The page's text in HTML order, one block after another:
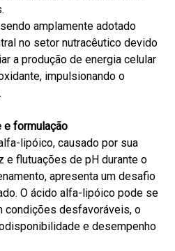
amplamente adotado
no setor nutracêutico devido
a produção de energia celular
impulsionando o
formulação
lipóico, causado por sua
e flutuações de pH durante o
apresenta um desafio
O ácido alfa-lipóico pode se
condições desfavoráveis, o
e desempenho